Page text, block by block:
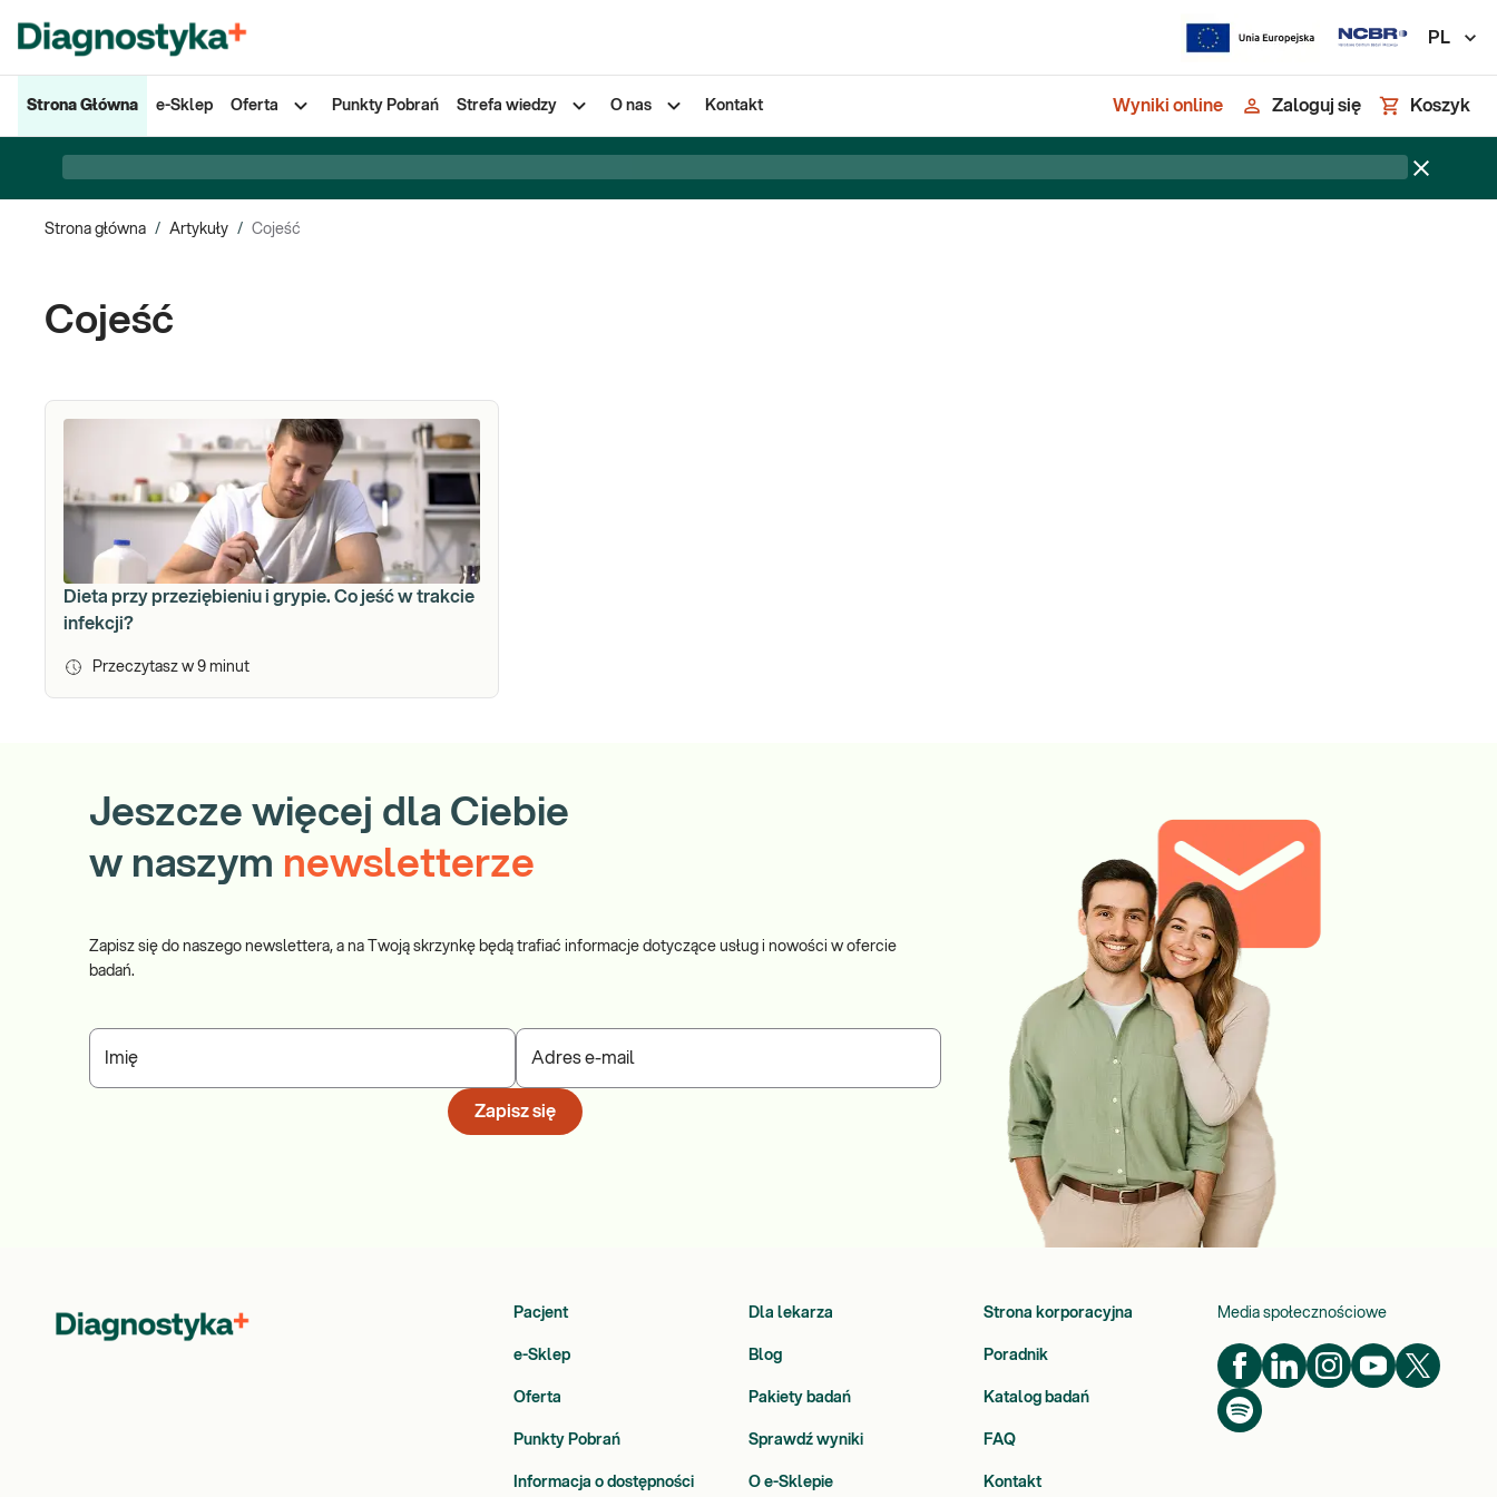
PL
Strona Główna e-Sklep Oferta Punkty Pobrań Strefa wiedzy O nas Kontakt Wyniki online Zaloguj się Koszyk
Strona główna / Artykuły / Cojeść
Cojeść
Dieta przy przeziębieniu i grypie. Co jeść w trakcie
infekcji?
Przeczytasz w 9 minut
Jeszcze więcej dla Ciebie
w naszym newsletterze
Zapisz się do naszego newslettera, a na Twoją skrzynkę będą trafiać informacje dotyczące usług i nowości w ofercie
badań.
Imię Adres e-mail
Zapisz się
Pacjent Dla lekarza Strona korporacyjna
e-Sklep Blog Poradnik
Oferta Pakiety badań Katalog badań
Punkty Pobrań Sprawdź wyniki FAQ
Informacja o dostępności O e-Sklepie Kontakt
Media społecznościowe